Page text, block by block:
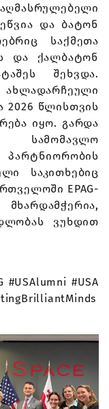
და ბატონ
საქმეთა
და ქალბატონ
შეხვდა.
ახლადარჩეული
2026 წლისთვის
იყო. გარდა
საკითხებიც
EPAG-
ვუხდით
#USAlumni #USA